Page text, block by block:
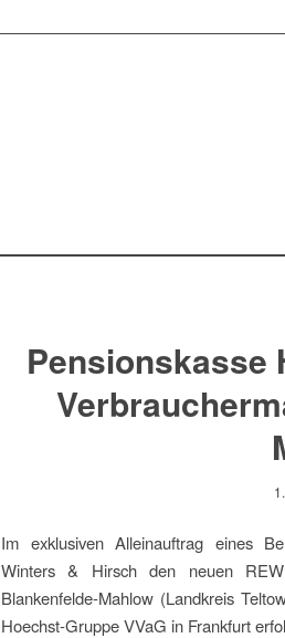
Pensionskasse
Im exklusiven Alleinauftrag eines
Winters & Hirsch den neuen
Blankenfelde-Mahlow (Landkreis
Hoechst-Gruppe VVaG in Frankfurt